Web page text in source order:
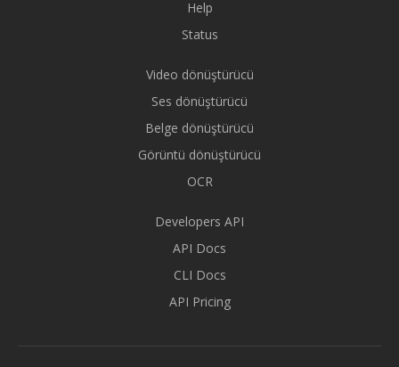
Help
Status
Video dönüştürücü
Ses dönüştürücü
Belge dönüştürücü
Görüntü dönüştürücü
OCR
Developers API
API Docs
CLI Docs
API Pricing